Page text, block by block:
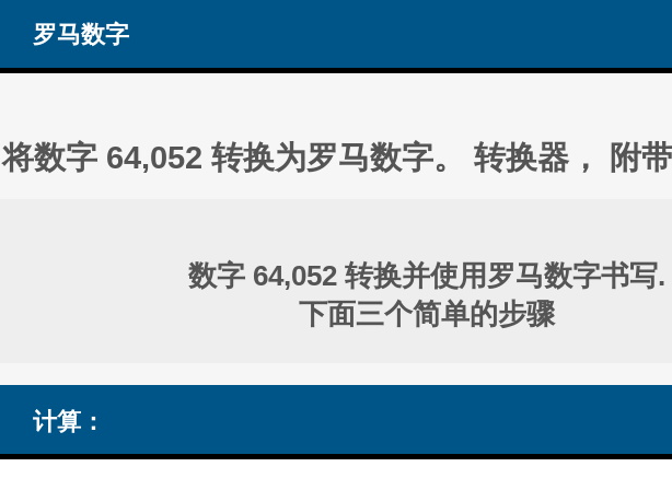
罗马数字
将数字 64,052 转换为罗马数字。 转换器， 附
数字 64,052 转换并使用罗马数字书写.
下面三个简单的步骤
计算：